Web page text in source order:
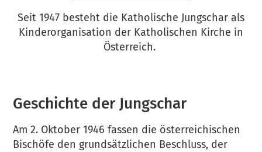
Seit 1947 besteht die Katholische Jungschar als
Kinderorganisation der Katholischen Kirche in
Österreich.
Geschichte der Jungschar
Am 2. Oktober 1946 fassen die österreichischen
Bischöfe den grundsätzlichen Beschluss, der